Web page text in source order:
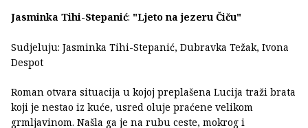
Jasminka Tihi-Stepanić: "Ljeto na jezeru Čiču"
Sudjeluju: Jasminka Tihi-Stepanić, Dubravka Težak, Ivona
Despot
Roman otvara situacija u kojoj preplašena Lucija traži brata
koji je nestao iz kuće, usred oluje praćene velikom
grmljavinom. Našla ga je na rubu ceste, mokrog i